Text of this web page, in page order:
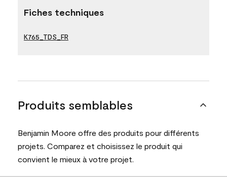
Fiches techniques
K765_TDS_FR
Produits semblables
Benjamin Moore offre des produits pour différents
projets. Comparez et choisissez le produit qui
convient le mieux à votre projet.